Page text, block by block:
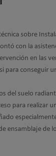
sobre
con la
en las
para conseguir
del suelo
para realizar
ensamblaje de